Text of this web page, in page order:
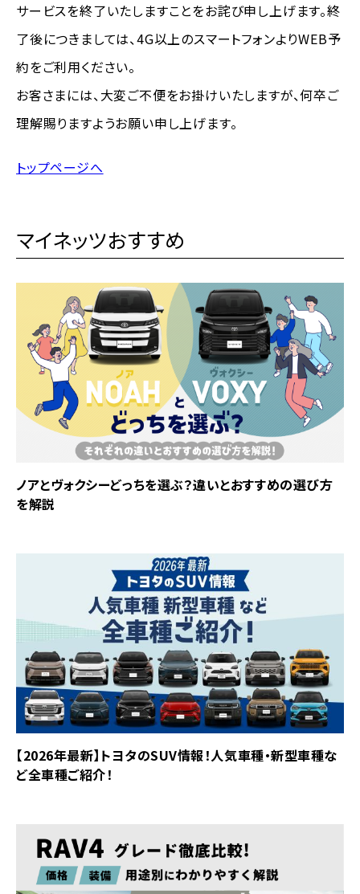
サービスを終了いたしますことをお詫び申し上げます。終
了後につきましては、4G以上のスマートフォンよりWEB予
約をご利用ください。
お客さまには、大変ご不便をお掛けいたしますが、何卒ご
理解賜りますようお願い申し上げます。
トップページへ
マイネッツおすすめ
ノアとヴォクシーどっちを選ぶ？違いとおすすめの選び方
を解説
【2026年最新】トヨタのSUV情報！人気車種・新型車種な
ど全車種ご紹介！